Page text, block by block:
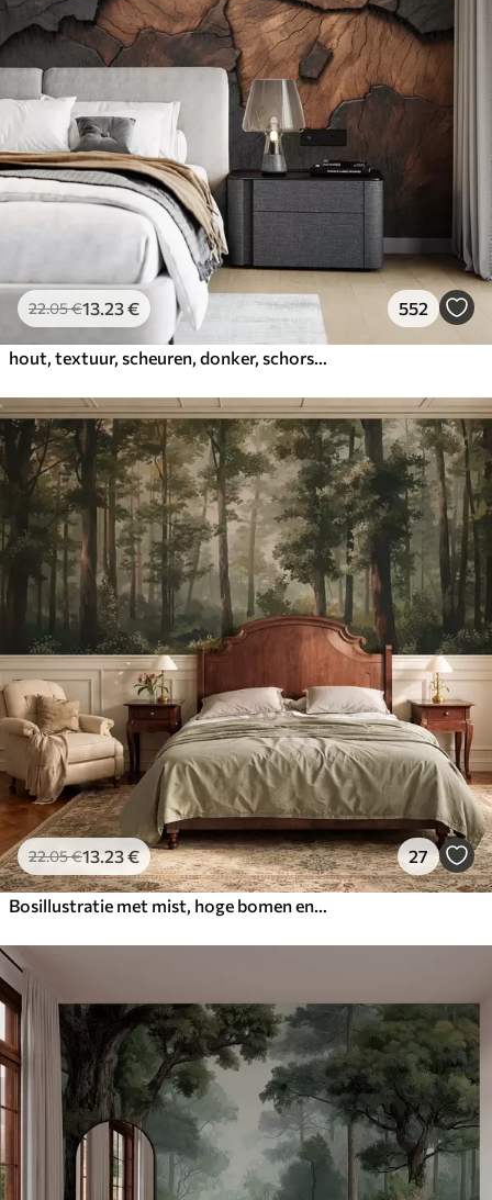
22.05€13 .23€ 552
22.05€13 .23€ 27